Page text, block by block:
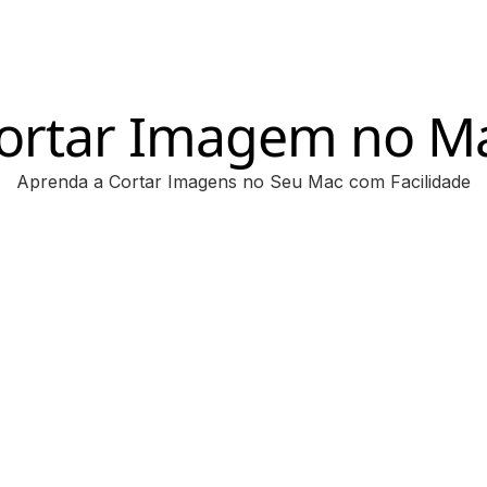
Imagem no
Aprenda a Cortar Imagens no Seu Mac com Facilidade